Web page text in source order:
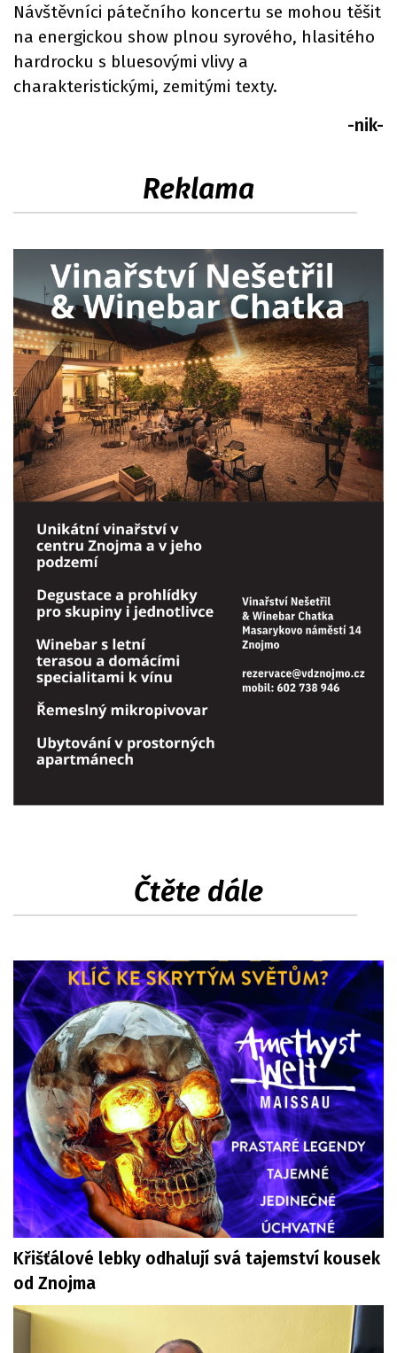
Návštěvníci pátečního koncertu se mohou těšit
na energickou show plnou syrového, hlasitého
hardrocku s bluesovými vlivy a
charakteristickými, zemitými texty.
-nik-
Reklama
Čtěte dále
Křišťálové lebky odhalují svá tajemství kousek
od Znojma